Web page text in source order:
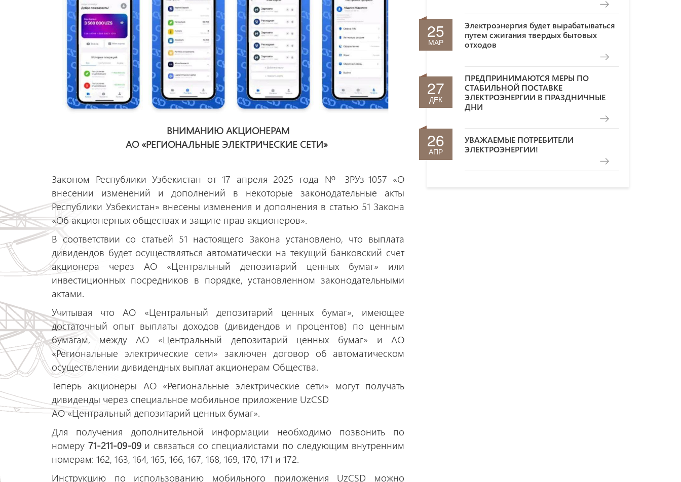
ВНИМАНИЮ АКЦИОНЕРАМ
АО «РЕГИОНАЛЬНЫЕ ЭЛЕКТРИЧЕСКИЕ СЕТИ»
Законом Республики Узбекистан от 17 апреля 2025 года № ЗРУз-1057 «О
внесении изменений и дополнений в некоторые законодательные акты
Республики Узбекистан» внесены изменения и дополнения в статью 51 Закона
«Об акционерных обществах и защите прав акционеров».
В соответствии со статьей 51 настоящего Закона установлено, что выплата
дивидендов будет осуществляться автоматически на текущий банковский счет
акционера через АО «Центральный депозитарий ценных бумаг» или
инвестиционных посредников в порядке, установленном законодательными
актами.
Учитывая что АО «Центральный депозитарий ценных бумаг», имеющее
достаточный опыт выплаты доходов (дивидендов и процентов) по ценным
бумагам, между АО «Центральный депозитарий ценных бумаг» и АО
«Региональные электрические сети» заключен договор об автоматическом
осуществлении дивидендных выплат акционерам Общества.
Теперь акционеры АО «Региональные электрические сети» могут получать
дивиденды через специальное мобильное приложение UzCSD
АО «Центральный депозитарий ценных бумаг».
Для получения дополнительной информации необходимо позвонить по
номеру 71-211-09-09и связаться со специалистами по следующим внутренним
номерам: 162, 163, 164, 165, 166, 167, 168, 169, 170, 171 и 172.
Инструкцию по использованию мобильного приложения UzCSD можно
25
МАР
Электроэнергия будет вырабатываться
путем сжигания твердых бытовых
отходов
27
ДЕК
ПРЕДПРИНИМАЮТСЯ МЕРЫ ПО
СТАБИЛЬНОЙ ПОСТАВКЕ
ЭЛЕКТРОЭНЕРГИИ В ПРАЗДНИЧНЫЕ
ДНИ
26
АПР
УВАЖАЕМЫЕ ПОТРЕБИТЕЛИ
ЭЛЕКТРОЭНЕРГИИ!